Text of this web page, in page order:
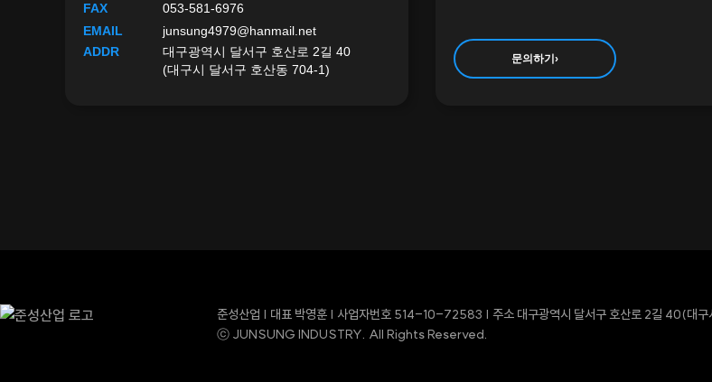
FAX
053-581-6976
EMAIL
junsung4979@hanmail.net
ADDR
대구광역시 달서구 호산로 2길 40
(대구시 달서구 호산동 704-1)
문의하기›
준성산업 | 대표 박영훈 | 사업자번호 514-10-72583 | 주소 대구광역시 달서구 호산로 2길 40(대
ⓒ JUNSUNG INDUSTRY. All Rights Reserved.